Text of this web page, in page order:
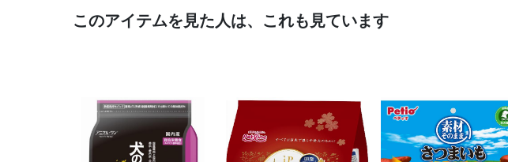
このアイテムを見た人は、これも見ています